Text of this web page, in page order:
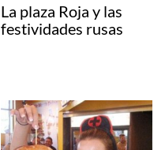
La plaza Roja y las
festividades rusas